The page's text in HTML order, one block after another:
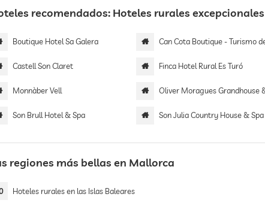
recomendados: Hoteles rurales
Boutique Hotel Sa Galera Can Cota Boutique - Turismo de
Castell Son Claret Finca Hotel Rural Es Turó
Monnàber Vell Oliver Moragues Grandhouse &
Son Brull Hotel & Spa Son Julia Country House & Spa
regiones más bellas en Mallorca
Hoteles rurales en las Islas Baleares